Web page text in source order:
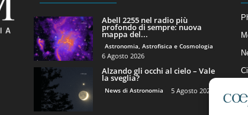
Abell 2255 nel radio più
profondo di sempre: nuova
mappa del...
Astronomia, Astrofisica e Cosmologia
6 Agosto 2026
Alzando gli occhi al cielo – Vale
la sveglia?
News di Astronomia 5 Agosto 2026